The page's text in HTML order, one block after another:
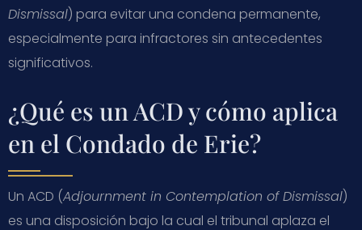
Dismissal) para evitar una condena permanente,
especialmente para infractores sin antecedentes
significativos.
¿Qué es un ACD y cómo aplica
en el Condado de Erie?
Un ACD (Adjournment in Contemplation of Dismissal)
es una disposición bajo la cual el tribunal aplaza el